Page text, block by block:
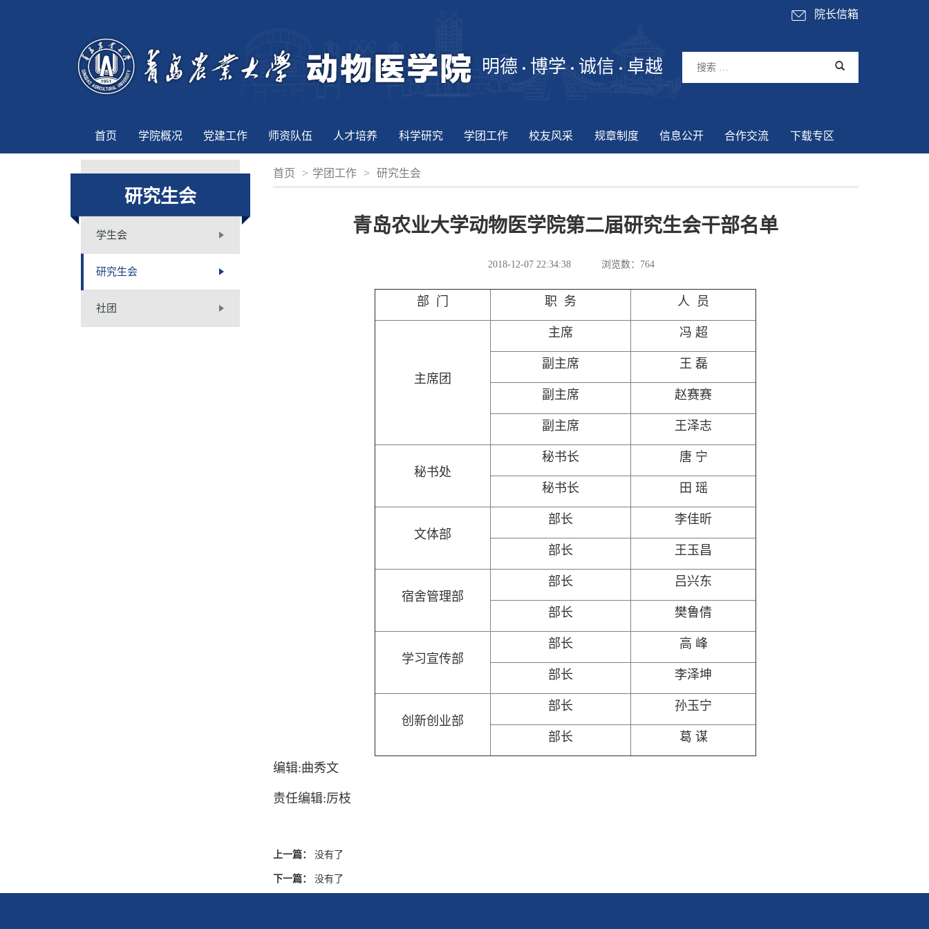
院长信箱
明德 博学 诚信 卓越
首页 学院概况 党建工作 师资队伍 人才培养 科学研究 学团工作 校友风采 规章制度 信息公开 合作交流 下载专区
研究生会
学生会
研究生会
社团
首页 > 学团工作 > 研究生会
青岛农业大学动物医学院第二届研究生会干部名单
2018-12-07 22:34:38 浏览数： 764
部 门 职 务 人 员
主席团
主席 冯 超
副主席 王 磊
副主席 赵赛赛
副主席 王泽志
秘书处
秘书长 唐 宁
秘书长 田 瑶
文体部
部长 李佳昕
部长 王玉昌
宿舍管理部
部长 吕兴东
部长 樊鲁倩
学习宣传部
部长 高 峰
部长 李泽坤
创新创业部
部长 孙玉宁
部长 葛 谋
编辑:曲秀文
责任编辑:厉枝
上一篇： 没有了
下一篇： 没有了